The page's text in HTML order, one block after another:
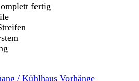
fertig